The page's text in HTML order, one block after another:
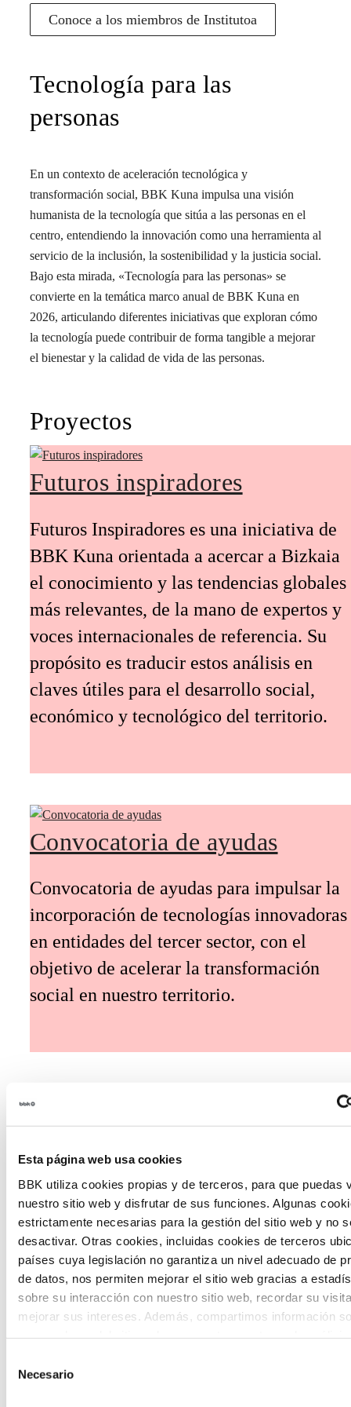
Esta página web usa cookies
BBK utiliza cookies propias y de terceros, para que puedas
nuestro sitio web y disfrutar de sus funciones. Algunas
estrictamente necesarias para la gestión del sitio web y no
desactivar. Otras cookies, incluidas cookies de terceros
países cuya legislación no garantiza un nivel adecuado de
de datos, nos permiten mejorar el sitio web gracias a
sobre su interacción con nuestro sitio web, recordar su
mejorar sus intereses. Además, compartimos información
proporcionado o que hayan recopilado a partir del uso que
Necesario
Conoce a los miembros de Institutoa
Tecnología para las
personas
En un contexto de aceleración tecnológica y
transformación social, BBK Kuna impulsa una visión
humanista de la tecnología que sitúa a las personas en el
centro, entendiendo la innovación como una herramienta al
servicio de la inclusión, la sostenibilidad y la justicia social.
Bajo esta mirada, «Tecnología para las personas» se
convierte en la temática marco anual de BBK Kuna en
2026, articulando diferentes iniciativas que exploran cómo
la tecnología puede contribuir de forma tangible a mejorar
el bienestar y la calidad de vida de las personas.
Proyectos
Futuros inspiradores
Futuros Inspiradores es una iniciativa de
BBK Kuna orientada a acercar a Bizkaia
el conocimiento y las tendencias globales
más relevantes, de la mano de expertos y
voces internacionales de referencia. Su
propósito es traducir estos análisis en
claves útiles para el desarrollo social,
económico y tecnológico del territorio.
Convocatoria de ayudas
Convocatoria de ayudas para impulsar la
incorporación de tecnologías innovadoras
en entidades del tercer sector, con el
objetivo de acelerar la transformación
social en nuestro territorio.
Habitantes del futuro
Habitantes del Futuro es un espacio de
prospectiva ciudadana orientado a
introducir la participación de la
ciudadanía y la voz de los jóvenes en la
definición de escenarios futuros y el
diseño de soluciones a los principales
retos de Euskadi.